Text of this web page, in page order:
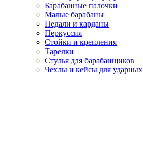
Барабанные палочки
Малые барабаны
Педали и карданы
Перкуссия
Стойки и крепления
Тарелки
Стулья для барабанщиков
Чехлы и кейсы для ударных